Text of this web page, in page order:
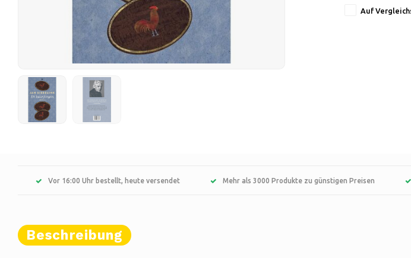
Auf
Vor 16:00 Uhr bestellt, heute versendet Mehr als 3000 Produkte zu günstigen Preisen
Beschreibung